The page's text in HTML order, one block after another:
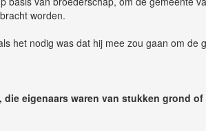
worden.
het nodig was dat hij mee zou gaan om
die eigenaars waren van stukken grond